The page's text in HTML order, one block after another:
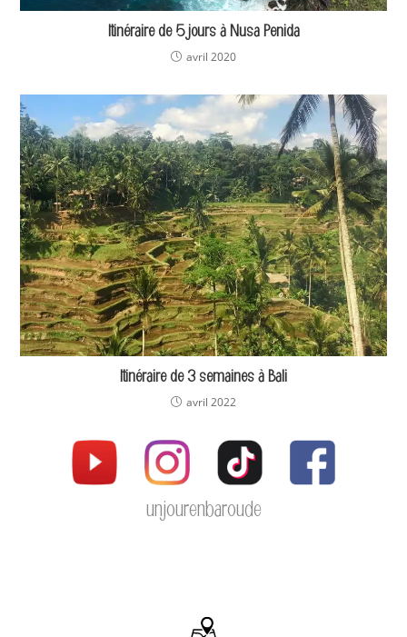
Itinéraire de 5 jours à Nusa Penida
avril 2020
Itinéraire de 3 semaines à Bali
avril 2022
unjourenbaroude